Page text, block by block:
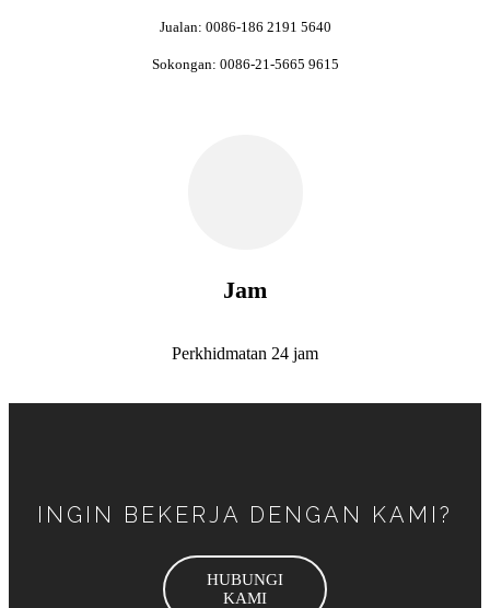
Jualan: 0086-186 2191 5640
Sokongan: 0086-21-5665 9615
Jam
Perkhidmatan 24 jam
INGIN BEKERJA DENGAN KAMI?
HUBUNGI
KAMI